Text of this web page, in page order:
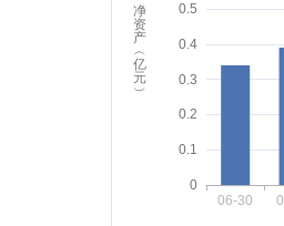
净
资
产
︵
亿
元
︶
0
0.1
0.2
0.3
0.4
0.5
06-30